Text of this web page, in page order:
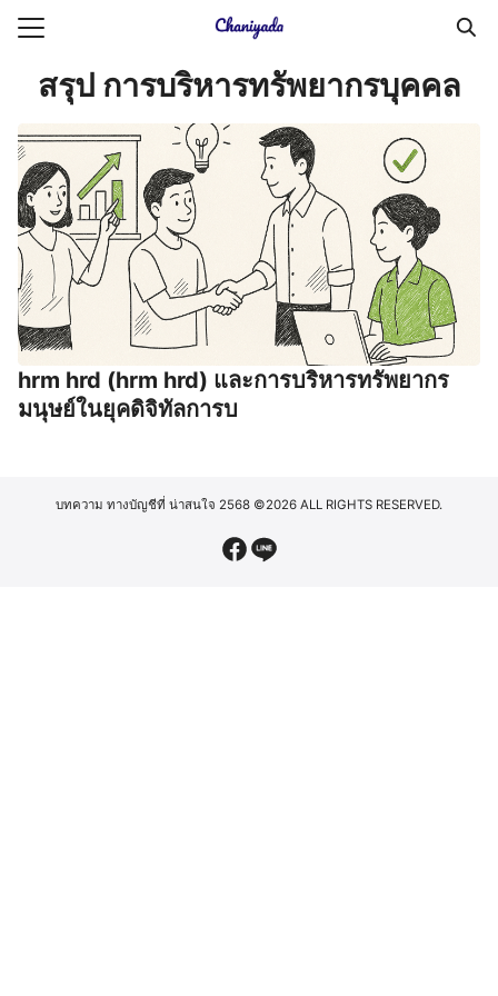
Skip
ยความเป็นส่วนตัว
ญชี (Accounting service)
ญชี (Accounting
for:สรุป การบริหารทรัพยากรบุคคล
hrm hrd (hrm hrd) และการบริหารทรัพยากร
มนุษย์ในยุคดิจิทัลการบ
บทความ ทางบัญชีที่ น่าสนใจ 2568 ©2026 ALL RIGHTS RESERVED.